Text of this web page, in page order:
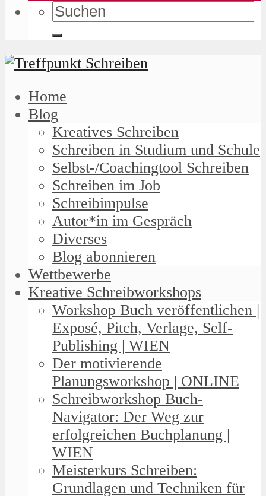
Home
Blog
Kreatives Schreiben
Schreiben in Studium und Schule
Selbst-/Coachingtool Schreiben
Schreiben im Job
Schreibimpulse
Autor*in im Gespräch
Diverses
Blog abonnieren
Wettbewerbe
Kreative Schreibworkshops
Workshop Buch veröffentlichen |
Exposé, Pitch, Verlage, Self-
Publishing | WIEN
Der motivierende
Planungsworkshop | ONLINE
Schreibworkshop Buch-
Navigator: Der Weg zur
erfolgreichen Buchplanung |
WIEN
Meisterkurs Schreiben:
Grundlagen und Techniken für